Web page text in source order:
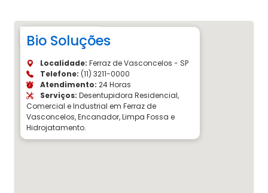
Bio Soluções
Localidade: Ferraz de Vasconcelos - SP
Telefone: (11) 3211-0000
Atendimento: 24 Horas
Serviços: Desentupidora Residencial,
Comercial e Industrial em Ferraz de
Vasconcelos, Encanador, Limpa Fossa e
Hidrojatamento.